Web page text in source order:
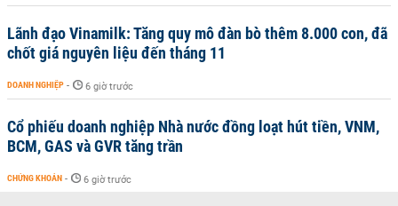
Lãnh đạo Vinamilk: Tăng quy mô đàn bò thêm 8.000 con, đã
chốt giá nguyên liệu đến tháng 11
DOANH NGHIỆP - 6 giờ trước
Cổ phiếu doanh nghiệp Nhà nước đồng loạt hút tiền, VNM,
BCM, GAS và GVR tăng trần
CHỨNG KHOÁN - 6 giờ trước